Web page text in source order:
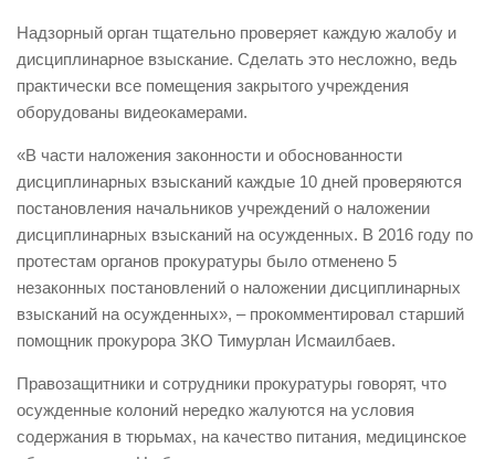
Надзорный орган тщательно проверяет каждую жалобу и
дисциплинарное взыскание. Сделать это несложно, ведь
практически все помещения закрытого учреждения
оборудованы видеокамерами.
«В части наложения законности и обоснованности
дисциплинарных взысканий каждые 10 дней проверяются
постановления начальников учреждений о наложении
дисциплинарных взысканий на осужденных. В 2016 году по
протестам органов прокуратуры было отменено 5
незаконных постановлений о наложении дисциплинарных
взысканий на осужденных», – прокомментировал старший
помощник прокурора ЗКО Тимурлан Исмаилбаев.
Правозащитники и сотрудники прокуратуры говорят, что
осужденные колоний нередко жалуются на условия
содержания в тюрьмах, на качество питания, медицинское